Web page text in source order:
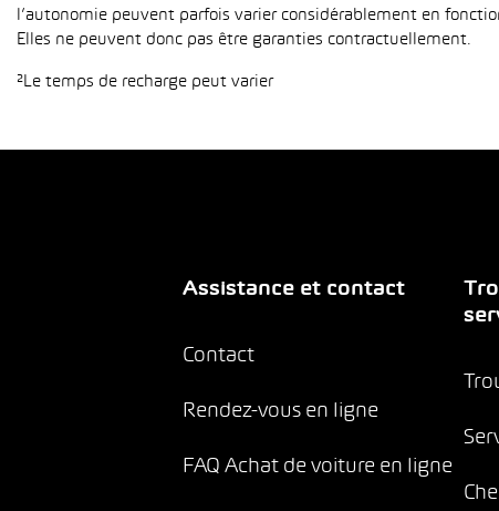
l’autonomie peuvent parfois varier considérablement en
Elles ne peuvent donc pas être garanties contractuellement.
²Le temps de recharge peut varier
Assistance et contact
Contact
Rendez-vous en ligne
FAQ Achat de voiture en ligne